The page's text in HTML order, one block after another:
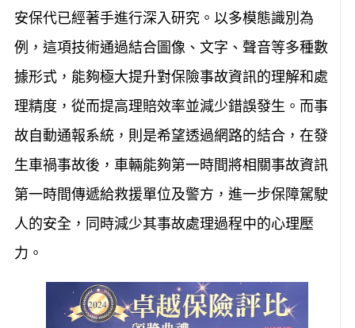
安保代已經著手進行深入研究。以多模態識別為
例，這項技術通過結合圖像、文字、聲音等多種數
據形式，能夠極大提升對保險事故資訊的理解和處
理精度，從而提高理賠效率並減少錯誤發生。而事
故自動通報系統，則是希望透過網路的結合，在發
生車禍事故後，車輛能夠第一時間將相關事故資訊
第一時間傳遞給救援單位及警方，進一步保障駕駛
人的安全，同時減少其事故處理過程中的心理壓
力。